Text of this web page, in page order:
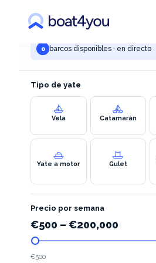
TU BÚSQUEDA
omiš
0 barcos disponibles · en directo
Tipo de yate
Vela Catamarán
Yate a motor Gulet
Precio por semana
€500 – €200,000
€500